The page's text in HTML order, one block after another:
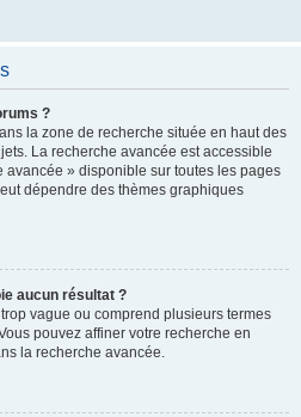
?
la zone de recherche située en haut des
La recherche avancée est accessible
» disponible sur toutes les pages
dépendre des thèmes graphiques
aucun résultat ?
vague ou comprend plusieurs termes
pouvez affiner votre recherche en
la recherche avancée.